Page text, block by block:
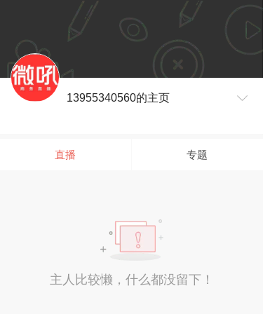
13955340560的主页
直播 专题
主人比较懒，什么都没留下！